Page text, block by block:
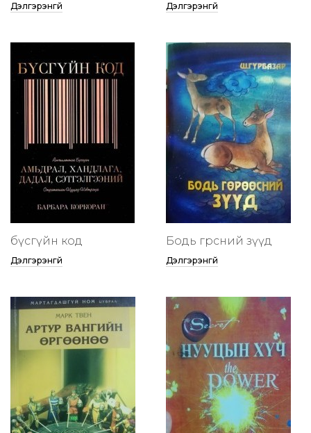
Дэлгэрэнгүй Дэлгэрэнгүй
бүсгүйн код
Дэлгэрэнгүй
Бодь гөрөөсний зүүд
Дэлгэрэнгүй